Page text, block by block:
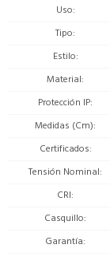
Uso
Tipo
Estilo
Material
Protección IP
Medidas (Cm)
Certificados
Tensión Nominal
CRI
Casquillo
Garantía